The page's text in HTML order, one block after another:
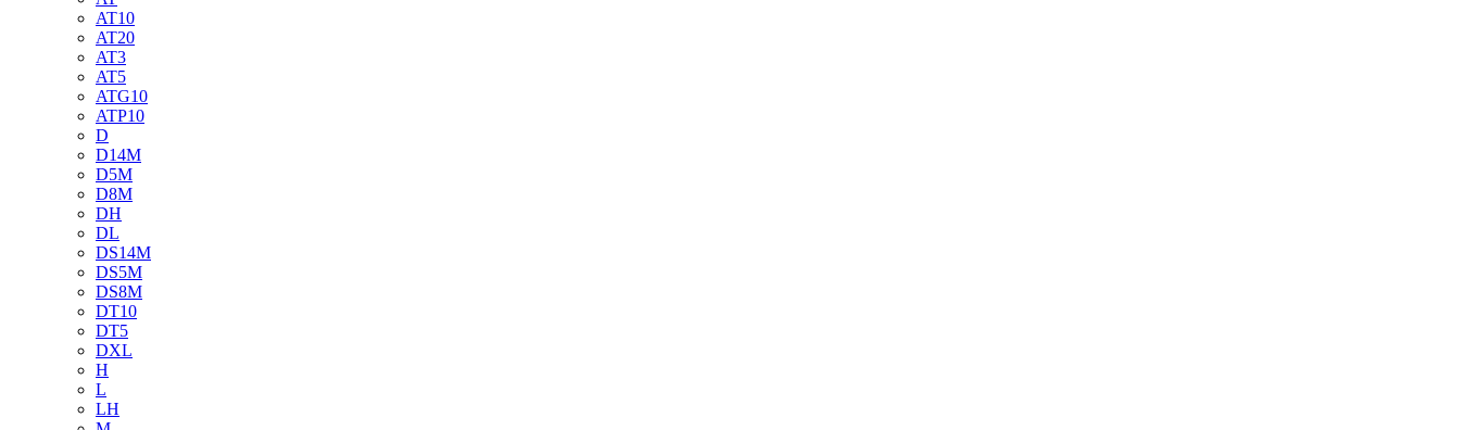
AT10
AT20
AT3
AT5
ATG10
ATP10
D
D14M
D5M
D8M
DH
DL
DS14M
DS5M
DS8M
DT10
DT5
DXL
H
L
LH